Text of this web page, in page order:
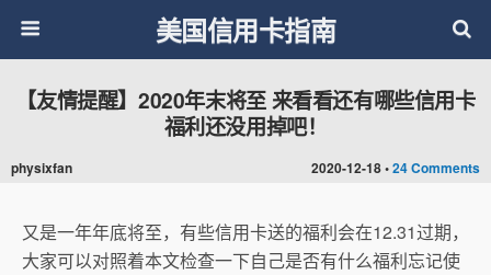
美国信用卡指南
2020-12-18 •24 Comments
【友情提醒】2020年末将至 来看看还有哪些信用卡
福利还没用掉吧！
physixfan
又是一年年底将至，有些信用卡送的福利会在12.31过期，
大家可以对照着本文检查一下自己是否有什么福利忘记使